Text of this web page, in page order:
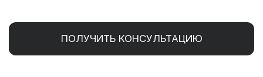
ПОЛУЧИТЬ КОНСУЛЬТАЦИЮ